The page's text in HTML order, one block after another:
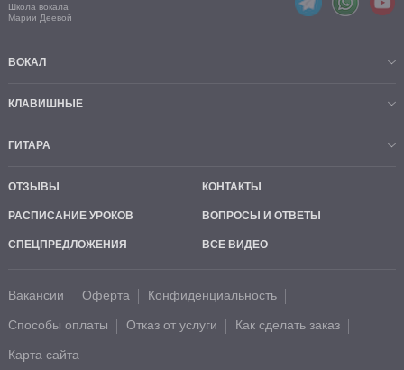
Школа вокала
Марии Деевой
ВОКАЛ
КЛАВИШНЫЕ
ГИТАРА
ОТЗЫВЫ КОНТАКТЫ
РАСПИСАНИЕ УРОКОВ ВОПРОСЫ И ОТВЕТЫ
СПЕЦПРЕДЛОЖЕНИЯ ВСЕ ВИДЕО
Вакансии Оферта Конфиденциальность
Способы оплаты Отказ от услуги Как сделать заказ
Карта сайта